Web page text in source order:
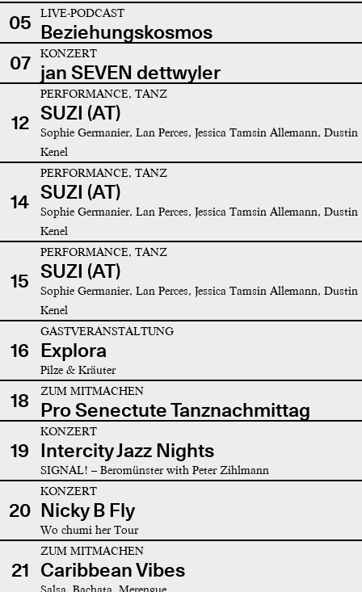
05 LIVE-PODCAST
Beziehungskosmos
07
KONZERT
jan SEVEN dettwyler
12
PERFORMANCE, TANZ
SUZI (AT)
Sophie Germanier, Lan Perces, Jessica Tamsin Allemann, Dustin
Kenel
14
PERFORMANCE, TANZ
SUZI (AT)
Sophie Germanier, Lan Perces, Jessica Tamsin Allemann, Dustin
Kenel
15
PERFORMANCE, TANZ
SUZI (AT)
Sophie Germanier, Lan Perces, Jessica Tamsin Allemann, Dustin
Kenel
16
GASTVERANSTALTUNG
Explora
Pilze & Kräuter
18 ZUM MITMACHEN
Pro Senectute Tanznachmittag
19
KONZERT
Intercity Jazz Nights
SIGNAL! – Beromünster with Peter Zihlmann
20
KONZERT
Nicky B Fly
Wo chumi her Tour
21
ZUM MITMACHEN
Caribbean Vibes